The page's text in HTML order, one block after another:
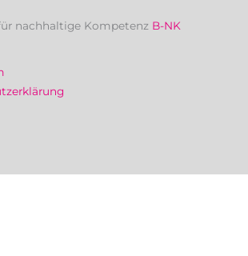
nachhaltige Kompetenz B-NK